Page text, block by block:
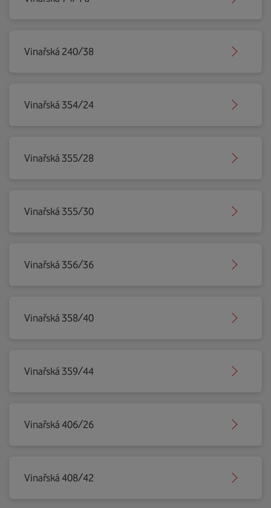
Vinařská 240/38
Vinařská 354/24
Vinařská 355/28
Vinařská 355/30
Vinařská 356/36
Vinařská 358/40
Vinařská 359/44
Vinařská 406/26
Vinařská 408/42